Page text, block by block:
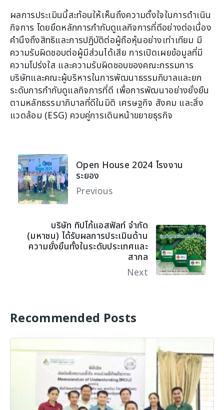
ผลการประเมินนี้สะท้อนให้เห็นถึงความตั้งใจในการดำเนิน
กิจการ โดยยึดหลักการกำกับดูแลกิจการที่ดีอย่างต่อเนื่อง
คำนึงถึงสิทธิและการปฏิบัติต่อผู้ถือหุ้นอย่างเท่าเทียม มี
ความรับผิดชอบต่อผู้มีส่วนได้เสีย การเปิดเผยข้อมูลที่มี
ความโปร่งใส และความรับผิดชอบของคณะกรรมการ
บริษัทและคณะผู้บริหารในการพัฒนาธรรมภิบาลและยก
ระดับการกำกับดูแลกิจการที่ดี เพื่อการพัฒนาอย่างยั่งยืน
ตามหลักธรรมาภิบาลที่ดีในมิติ เศรษฐกิจ สังคม และสิ่ง
แวดล้อม (ESG) ควบคู่การเดินหน้าขยายธุรกิจ
Open House 2024 โรงงาน
ระยอง
Previous
บริษัท ทิปโก้แอสฟัลท์ จำกัด
(มหาชน) ได้รับผลการประเมินด้าน
ความยั่งยืนทั้งในระดับประเทศและ
สากล
Next
Recommended Posts